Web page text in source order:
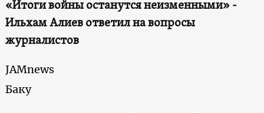
«Итоги войны останутся неизменными» -
Ильхам Алиев ответил на вопросы
журналистов
JAMnews
Баку